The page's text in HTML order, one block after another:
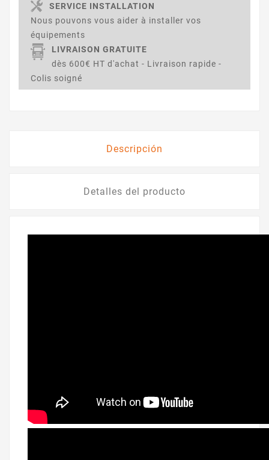
SERVICE INSTALLATION
Nous pouvons vous aider à installer vos
équipements
LIVRAISON GRATUITE
dès 600€ HT d'achat - Livraison rapide -
Colis soigné
Descripción
Detalles del producto